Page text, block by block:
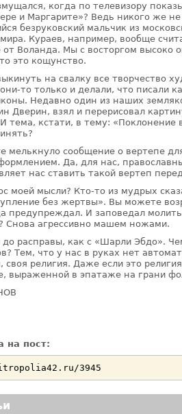
когда по телевизору
и Маргарите»? Ведь никого же
безруковский мальчик из
Кураев, например, вообще
Воланда. Мы с восторгом высоко
это кощунство.
на свалку все творчество
то только и делали, что писали
Недавно один из наших
Дверин, взял и перерисовал
тема, кстати, в тему: «Поклонение
мелькнуло сообщение о вертепе
Да, для нас,
нас ставить такой вертеп
моей мысли? Кто-то из мудрых
без жертвы». Вы можете
предупреждал. И заповедал
Снова агрессивно машем ножами.
до расправы, как с «Шарли Эбдо».
Тем, что у нас в руках нет
своя религия. Даже если это
выраженной в эпатаже на грани
на пост: